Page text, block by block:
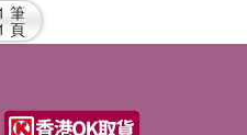
筆
頁